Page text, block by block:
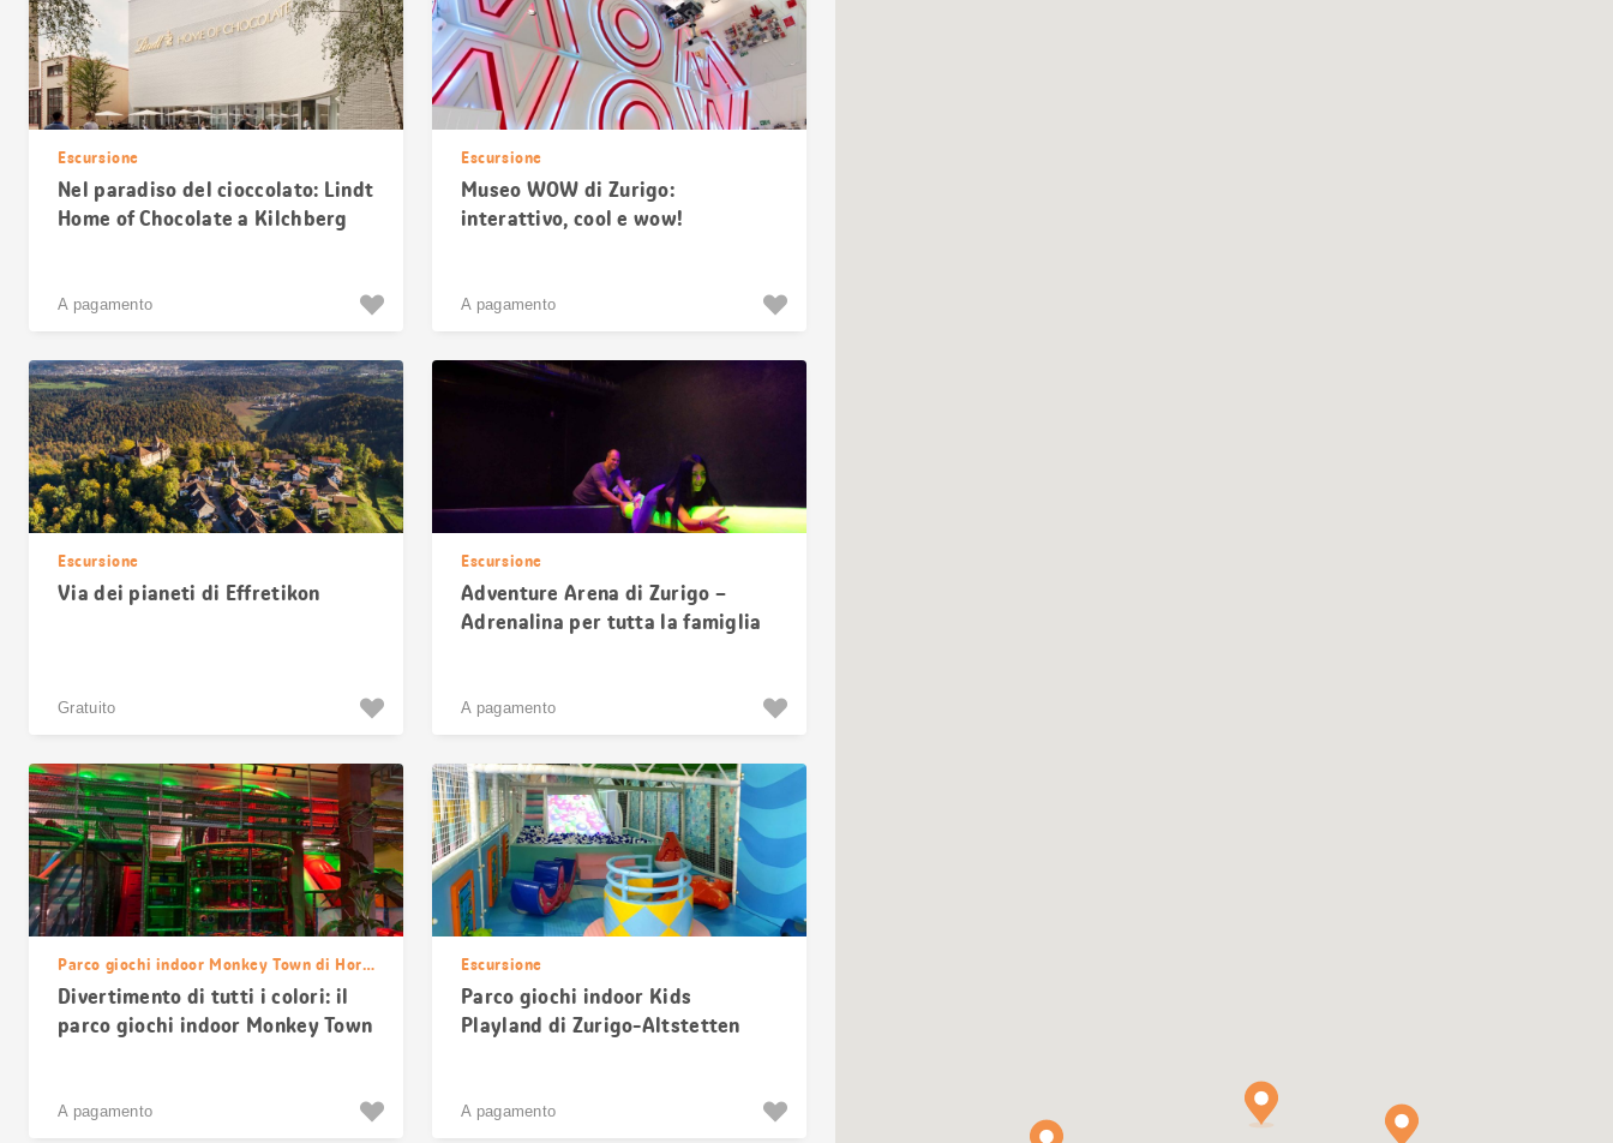
Escursione
Nel paradiso del cioccolato: Lindt
Home of Chocolate a Kilchberg
A pagamento
Escursione
Museo WOW di Zurigo:
interattivo, cool e wow!
A pagamento
Escursione
Via dei pianeti di Effretikon
Gratuito
Escursione
Adventure Arena di Zurigo –
Adrenalina per tutta la famiglia
A pagamento
Parco giochi indoor Monkey Town di Horgen
Divertimento di tutti i colori: il
parco giochi indoor Monkey Town
A pagamento
Escursione
Parco giochi indoor Kids
Playland di Zurigo-Altstetten
A pagamento